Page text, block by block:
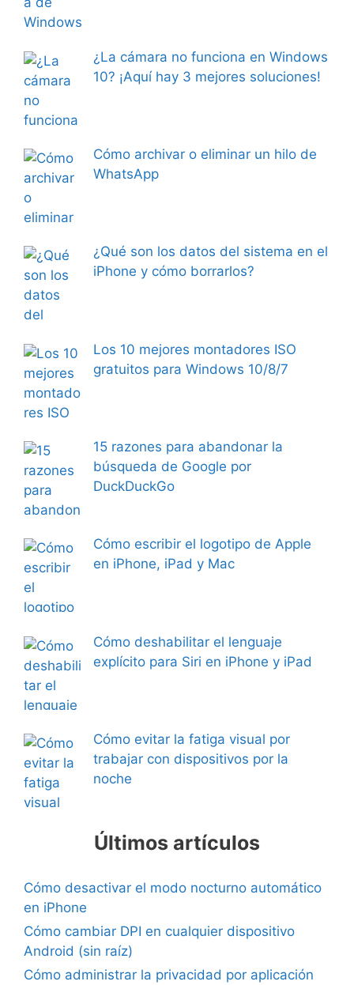
¿La cámara no funciona en Windows
10? ¡Aquí hay 3 mejores soluciones!
Cómo archivar o eliminar un hilo de
WhatsApp
¿Qué son los datos del sistema en el
iPhone y cómo borrarlos?
Los 10 mejores montadores ISO
gratuitos para Windows 10/8/7
15 razones para abandonar la
búsqueda de Google por
DuckDuckGo
Cómo escribir el logotipo de Apple
en iPhone, iPad y Mac
Cómo deshabilitar el lenguaje
explícito para Siri en iPhone y iPad
Cómo evitar la fatiga visual por
trabajar con dispositivos por la
noche
Últimos artículos
Cómo desactivar el modo nocturno automático
en iPhone
Cómo cambiar DPI en cualquier dispositivo
Android (sin raíz)
Cómo administrar la privacidad por aplicación